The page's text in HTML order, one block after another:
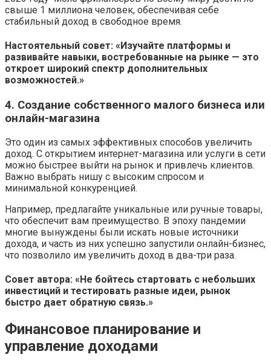
свыше 1 миллиона человек, обеспечивая себе
стабильный доход в свободное время.
Настоятельный совет: «Изучайте платформы и
развивайте навыки, востребованные на рынке — это
откроет широкий спектр дополнительных
возможностей.»
4. Создание собственного малого бизнеса или
онлайн-магазина
Это один из самых эффективных способов увеличить
доход. С открытием интернет-магазина или услуги в сети
можно быстрее выйти на рынок и привлечь клиентов.
Важно выбрать нишу с высоким спросом и
минимальной конкуренцией.
Например, предлагайте уникальные или ручные товары,
что обеспечит вам преимущество. В эпоху пандемии
многие вынуждены были искать новые источники
дохода, и часть из них успешно запустили онлайн-бизнес,
что позволило им увеличить доход в два-три раза.
Совет автора: «Не бойтесь стартовать с небольших
инвестиций и тестировать разные идеи, рынок
быстро дает обратную связь.»
Финансовое планирование и
управление доходами